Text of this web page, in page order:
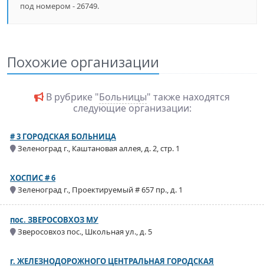
под номером - 26749.
Похожие организации
В рубрике "Больницы" также находятся
следующие организации:
# 3 ГОРОДСКАЯ БОЛЬНИЦА
Зеленоград г., Каштановая аллея, д. 2, стр. 1
ХОСПИС # 6
Зеленоград г., Проектируемый # 657 пр., д. 1
пос. ЗВЕРОСОВХОЗ МУ
Зверосовхоз пос., Школьная ул., д. 5
г. ЖЕЛЕЗНОДОРОЖНОГО ЦЕНТРАЛЬНАЯ ГОРОДСКАЯ